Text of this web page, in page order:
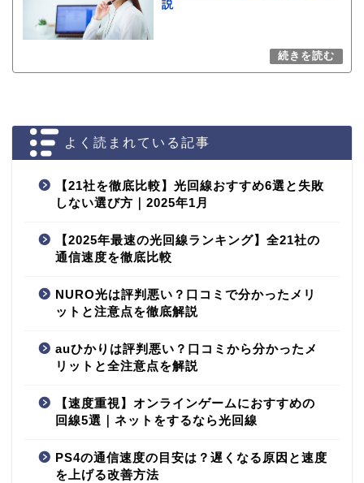
説
よく読まれている記事
【21社を徹底比較】光回線おすすめ6選と失敗
しない選び方｜2025年1月
【2025年最速の光回線ランキング】全21社の
通信速度を徹底比較
NURO光は評判悪い？口コミで分かったメリ
ットと注意点を徹底解説
auひかりは評判悪い？口コミから分かったメ
リットと全注意点を解説
【速度重視】オンラインゲームにおすすめの
回線5選｜ネットをするなら光回線
PS4の通信速度の目安は？遅くなる原因と速度
を上げる改善方法